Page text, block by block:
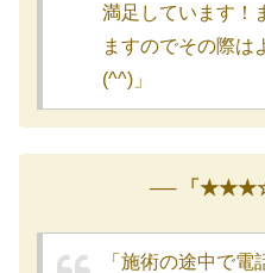
満足しています！
ますのでその際は
(^^)」
── 「★★★☆☆」
「施術の途中で